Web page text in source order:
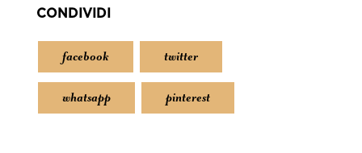
CONDIVIDI
facebook twitter
whatsapp pinterest